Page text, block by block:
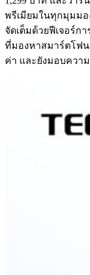
พรีเมียมในทุกมุมมอ
จัดเต็มด้วยฟีเจอร์ก
ที่มองหาสมาร์ตโฟ
ค่า และยังมอบควา